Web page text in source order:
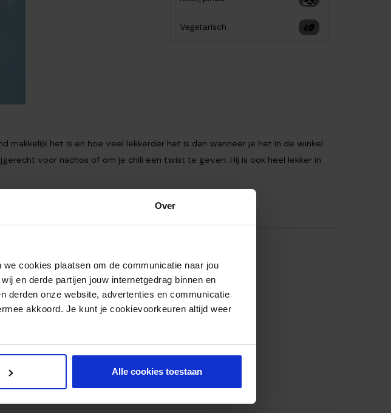
Over
cookies plaatsen om de communicatie naar jou
en derde partijen jouw internetgedrag binnen en
derden onze website, advertenties en communicatie
akkoord. Je kunt je cookievoorkeuren altijd weer
Alle cookies toestaan
Vegetarisch
het is en hoe veel lekkerder het is dan wanneer je het in de winkel
voor nachos of om je chili een twist te geven. Hij is ook heel lekker in